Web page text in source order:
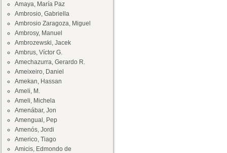
Amaya, María Paz
Ambrosio, Gabriella
Ambrosio Zaragoza, Miguel
Ambrosy, Manuel
Ambrozewski, Jacek
Ambrus, Víctor G.
Amechazurra, Gerardo R.
Ameixeiro, Daniel
Amekan, Hassan
Ameli, M.
Ameli, Michela
Amenábar, Jon
Amengual, Pep
Amenós, Jordi
Americo, Tiago
Amicis, Edmondo de